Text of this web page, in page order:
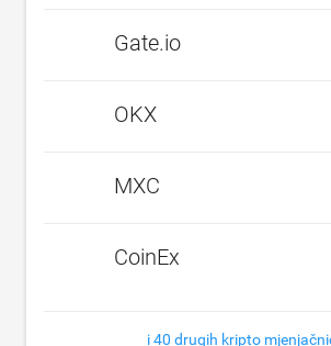
Gate.io
OKX
MXC
CoinEx
i 40 drugih kripto